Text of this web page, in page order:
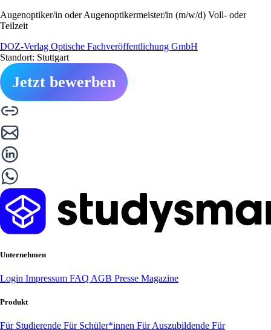
Augenoptiker/in oder Augenoptikermeister/in (m/w/d) Voll- oder
Teilzeit
DOZ-Verlag Optische Fachveröffentlichung GmbH
Standort: Stuttgart
Jetzt bewerben
Unternehmen
Login Impressum FAQ AGB Presse Magazine
Produkt
Für Studierende Für Schüler*innen Für Auszubildende Für